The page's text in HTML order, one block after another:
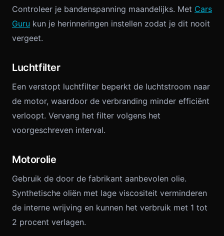
Controleer je bandenspanning maandelijks. Met Cars
Guru kun je herinneringen instellen zodat je dit nooit
vergeet.
Luchtfilter
Een verstopt luchtfilter beperkt de luchtstroom naar
de motor, waardoor de verbranding minder efficiënt
verloopt. Vervang het filter volgens het
voorgeschreven interval.
Motorolie
Gebruik de door de fabrikant aanbevolen olie.
Synthetische oliën met lage viscositeit verminderen
de interne wrijving en kunnen het verbruik met 1 tot
2 procent verlagen.